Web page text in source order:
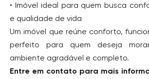
• Imóvel ideal para quem busca
e qualidade de vida
Um imóvel que reúne conforto,
perfeito para quem deseja
ambiente agradável e completo.
Entre em contato para mais